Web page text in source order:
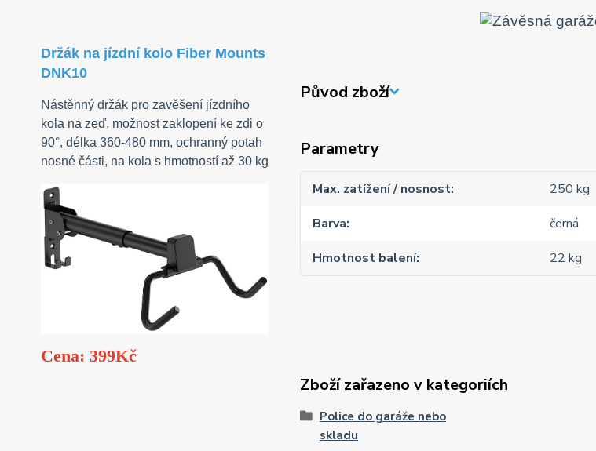
Držák na jízdní kolo Fiber Mounts
DNK10
Nástěnný držák pro zavěšení jízdního
kola na zeď, možnost zaklopení ke zdi o
90°, délka 360-480 mm, ochranný potah
nosné části, na kola s hmotností až 30 kg
Cena: 399Kč
Původ zboží
Parametry
Max. zatížení / nosnost
250 kg
Barva
černá
Hmotnost balení
22 kg
Zboží zařazeno v kategoriích
Police do garáže nebo
skladu